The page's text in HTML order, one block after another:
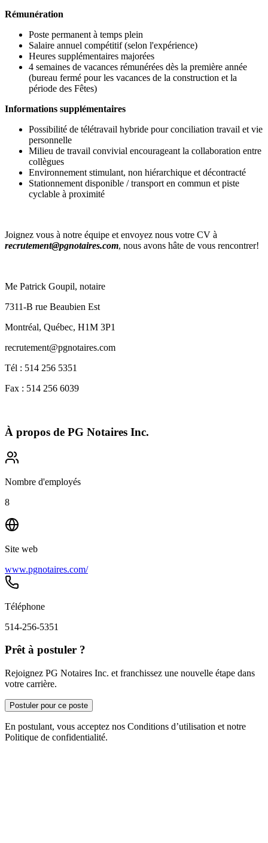
Rémunération
Poste permanent à temps plein
Salaire annuel compétitif (selon l'expérience)
Heures supplémentaires majorées
4 semaines de vacances rémunérées dès la première année
(bureau fermé pour les vacances de la construction et la
période des Fêtes)
Informations supplémentaires
Possibilité de télétravail hybride pour conciliation travail et vie
personnelle
Milieu de travail convivial encourageant la collaboration entre
collègues
Environnement stimulant, non hiérarchique et décontracté
Stationnement disponible / transport en commun et piste
cyclable à proximité
Joignez vous à notre équipe et envoyez nous votre CV à
recrutement@pgnotaires.com, nous avons hâte de vous rencontrer!
Me Patrick Goupil, notaire
7311-B rue Beaubien Est
Montréal, Québec, H1M 3P1
recrutement@pgnotaires.com
Tél : 514 256 5351
Fax : 514 256 6039
À propos de PG Notaires Inc.
Nombre d'employés
8
Site web
www.pgnotaires.com/
Téléphone
514-256-5351
Prêt à postuler ?
Rejoignez PG Notaires Inc. et franchissez une nouvelle étape dans
votre carrière.
Postuler pour ce poste
En postulant, vous acceptez nos Conditions d’utilisation et notre
Politique de confidentialité.